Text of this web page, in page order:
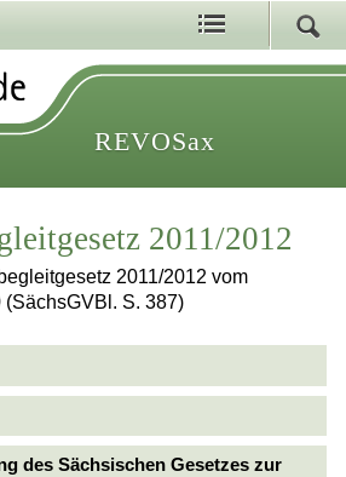
REVOSax
2011/2012
2011/2012 vom
S. 387)
des Sächsischen Gesetzes zur